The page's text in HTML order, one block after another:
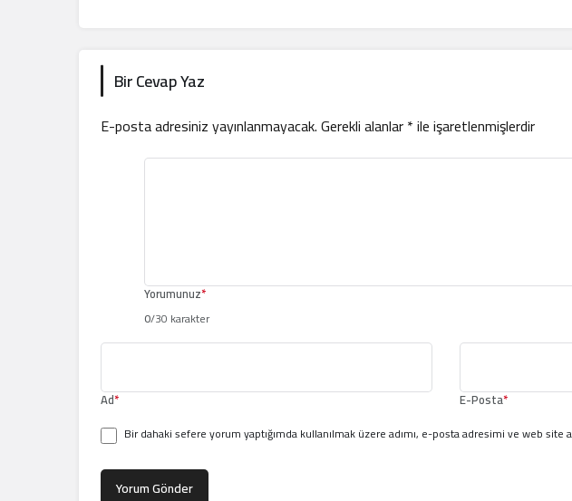
Bir Cevap Yaz
E-posta adresiniz yayınlanmayacak.Gerekli alanlar*ile işaretlenmişlerdir
Yorumunuz*
0/30 karakter
Ad* E-Posta*
Bir dahaki sefere yorum yaptığımda kullanılmak üzere adımı, e-posta adresimi ve web site
Yorum Gönder